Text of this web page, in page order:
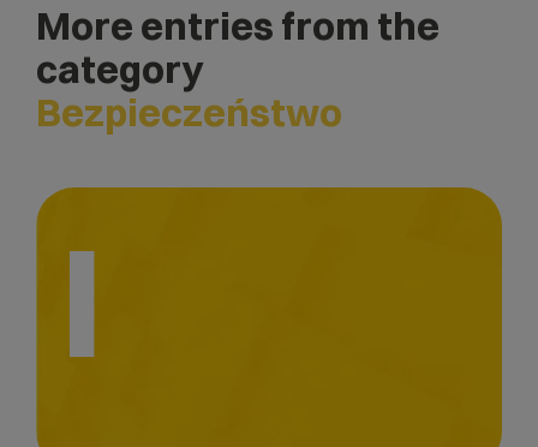
More entries from the
category
Bezpieczeństwo
I